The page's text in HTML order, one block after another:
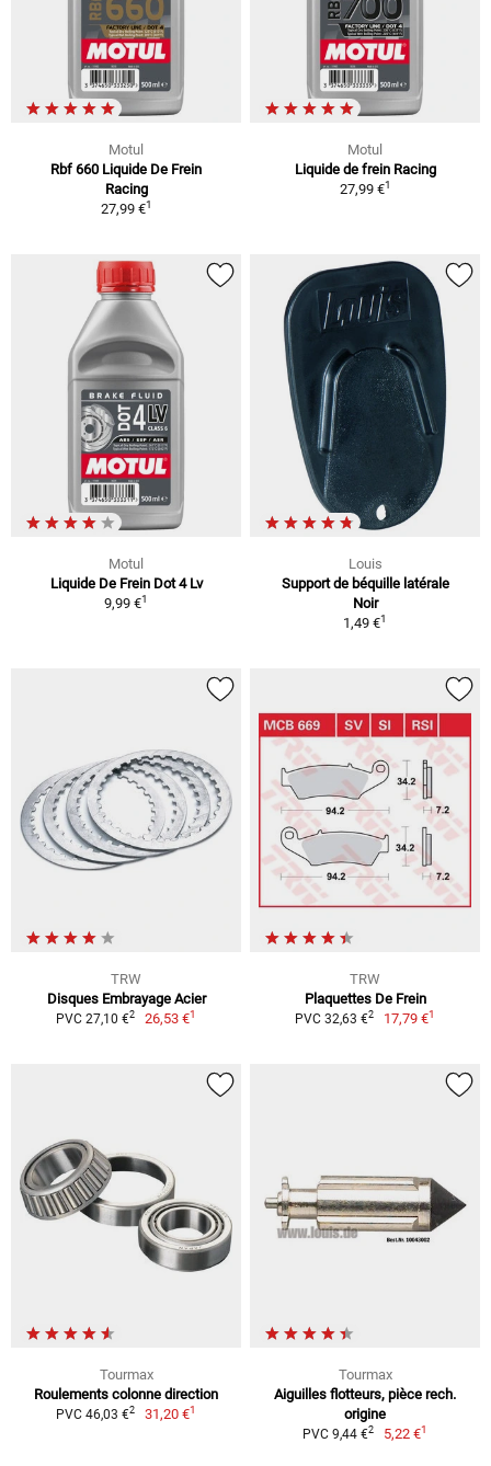
Motul
Rbf 660 Liquide De Frein
Racing
27,99 €1
Motul
Liquide de frein Racing
27,99 €1
Motul
Liquide De Frein Dot 4 Lv
9,99 €1
Louis
Support de béquille latérale
Noir
1,49 €1
TRW
Disques Embrayage Acier
PVC 27,10 €2 26,53 €1
TRW
Plaquettes De Frein
PVC 32,63 €2 17,79 €1
Tourmax
Roulements colonne direction
PVC 46,03 €2 31,20 €1
Tourmax
Aiguilles flotteurs, pièce rech.
origine
PVC 9,44 €2 5,22 €1